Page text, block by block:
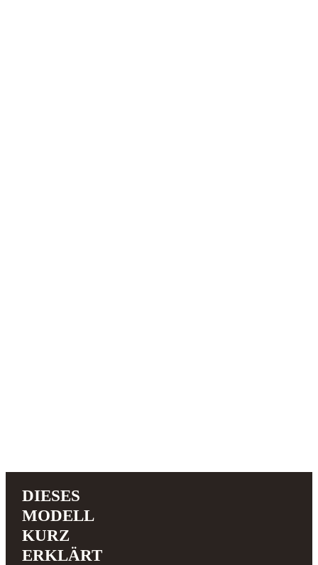
DIESES
MODELL
KURZ
ERKLÄRT